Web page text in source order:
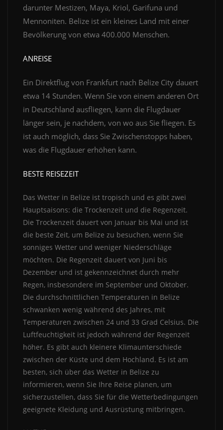
darunter Mestizen, Maya, Kriol, Garifuna und
Mennoniten. Belize ist ein kleines Land mit einer
Bevölkerung von etwa 400.000 Menschen.
ANREISE
Ein Direktflug von Frankfurt nach Belize City dauert
etwa 14 Stunden. Wenn Sie von einem anderen Ort
in Deutschland ausfliegen, kann die Flugdauer
länger sein, je nachdem, von wo aus Sie fliegen. Es
ist auch möglich, dass Sie Zwischenstopps haben,
was die Flugdauer erhöhen kann.
BESTE REISEZEIT
Das Wetter in Belize ist tropisch und es gibt zwei
Hauptsaisons: die Trockenzeit und die Regenzeit.
Die Trockenzeit dauert von Januar bis Mai und ist
die beste Zeit, um Belize zu besuchen, wenn Sie
sonniges Wetter und weniger Niederschläge
möchten. Die Regenzeit dauert von Juni bis
Dezember und ist gekennzeichnet durch mehr
Regen, insbesondere im September und Oktober.
Die durchschnittlichen Temperaturen in Belize
schwanken wenig während des Jahres, mit
Temperaturen zwischen 24 und 33 Grad Celsius. Die
Luftfeuchtigkeit ist jedoch während der Regenzeit
höher. Es gibt auch kleinere Klimaunterschiede
zwischen der Küste und dem Hochland. Es ist am
besten, sich über das Wetter in Belize zu
informieren, wenn Sie Ihre Reise planen, um
sicherzustellen, dass Sie für die Wetterbedingungen
geeignete Kleidung und Ausrüstung mitbringen.